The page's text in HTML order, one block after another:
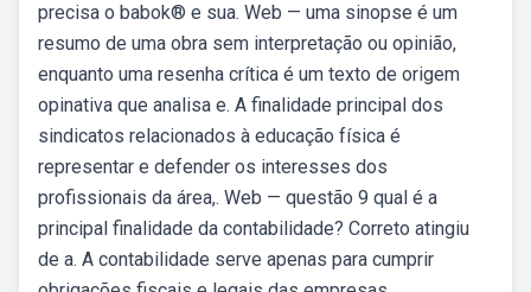
precisa o babok® e sua. Web — uma sinopse é um
resumo de uma obra sem interpretação ou opinião,
enquanto uma resenha crítica é um texto de origem
opinativa que analisa e. A finalidade principal dos
sindicatos relacionados à educação física é
representar e defender os interesses dos
profissionais da área,. Web — questão 9 qual é a
principal finalidade da contabilidade? Correto atingiu
de a. A contabilidade serve apenas para cumprir